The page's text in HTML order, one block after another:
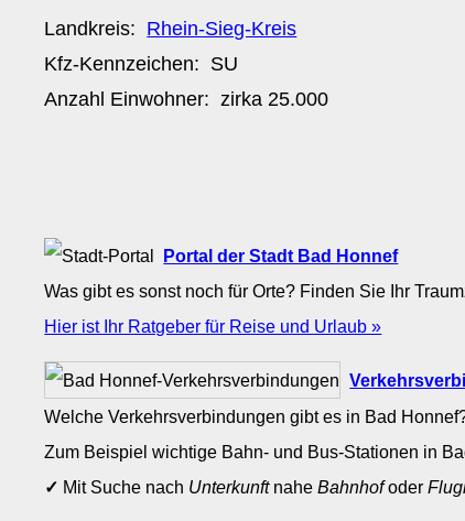
Landkreis: Rhein-Sieg-Kreis
Kfz-Kennzeichen: SU
Anzahl Einwohner: zirka 25.000
Portal der Stadt Bad Honnef
Was gibt es sonst noch für Orte? Finden Sie Ihr
Hier ist Ihr Ratgeber für Reise und Urlaub »
Welche Verkehrsverbindungen gibt es in Bad
Zum Beispiel wichtige Bahn- und Bus-Stationen in
✓ Mit Suche nach UnterkunftnaheBahnhofoder